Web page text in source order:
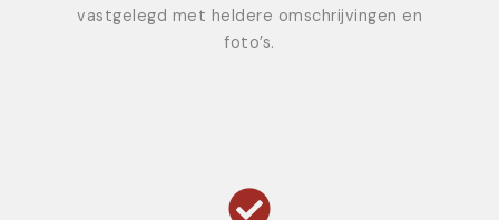
vastgelegd met heldere omschrijvingen en
foto’s.